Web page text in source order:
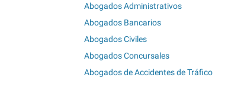
Abogados Administrativos
Abogados Bancarios
Abogados Civiles
Abogados Concursales
Abogados de Accidentes de Tráfico